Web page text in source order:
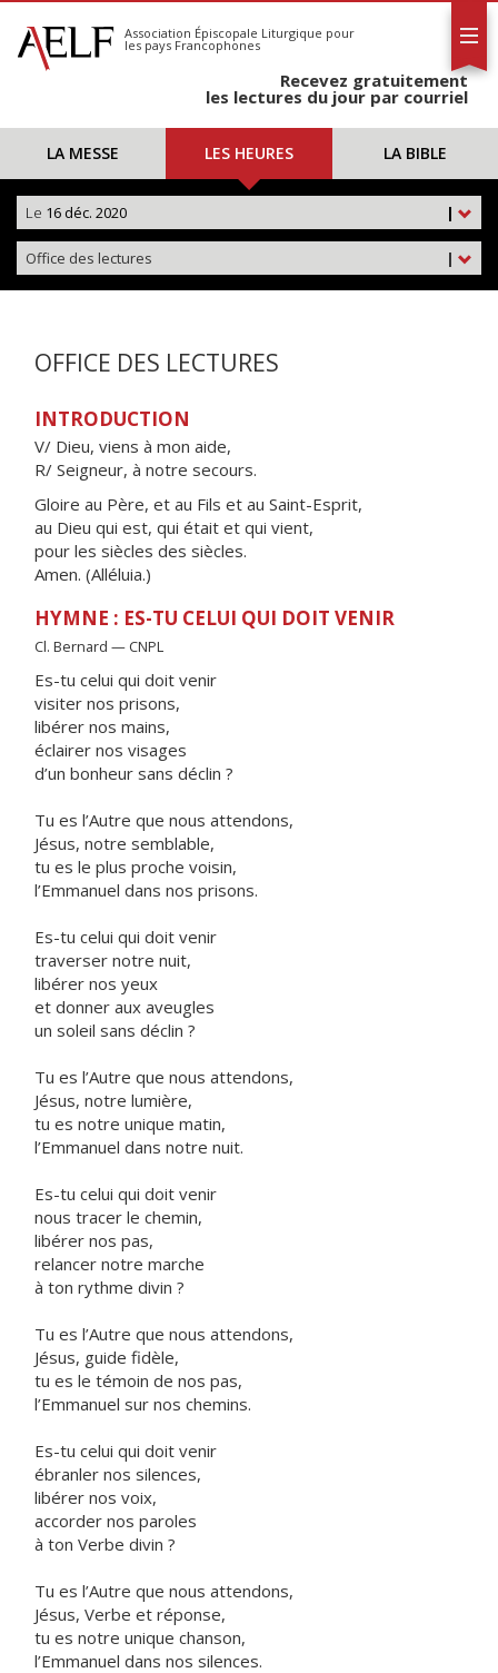
S'abonner
Calendrier
Association Épiscopale Liturgique pour
les pays Francophones
Recevez gratuitement
les lectures du jour par courriel
LA MESSE LES HEURES LA BIBLE
|
Le 16 déc. 2020
|
Office des lectures
OFFICE DES LECTURES
INTRODUCTION
V/ Dieu, viens à mon aide,
R/ Seigneur, à notre secours.
Gloire au Père, et au Fils et au Saint-Esprit,
au Dieu qui est, qui était et qui vient,
pour les siècles des siècles.
Amen. (Alléluia.)
HYMNE : ES-TU CELUI QUI DOIT VENIR
Cl. Bernard — CNPL
Es-tu celui qui doit venir
visiter nos prisons,
libérer nos mains,
éclairer nos visages
d’un bonheur sans déclin ?
Tu es l’Autre que nous attendons,
Jésus, notre semblable,
tu es le plus proche voisin,
l’Emmanuel dans nos prisons.
Es-tu celui qui doit venir
traverser notre nuit,
libérer nos yeux
et donner aux aveugles
un soleil sans déclin ?
Tu es l’Autre que nous attendons,
Jésus, notre lumière,
tu es notre unique matin,
l’Emmanuel dans notre nuit.
Es-tu celui qui doit venir
nous tracer le chemin,
libérer nos pas,
relancer notre marche
à ton rythme divin ?
Tu es l’Autre que nous attendons,
Jésus, guide fidèle,
tu es le témoin de nos pas,
l’Emmanuel sur nos chemins.
Es-tu celui qui doit venir
ébranler nos silences,
libérer nos voix,
accorder nos paroles
à ton Verbe divin ?
Tu es l’Autre que nous attendons,
Jésus, Verbe et réponse,
tu es notre unique chanson,
l’Emmanuel dans nos silences.